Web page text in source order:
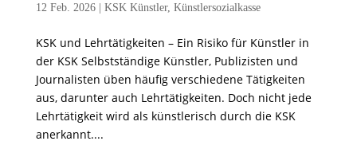
12 Feb. 2026| KSK Künstler, Künstlersozialkasse
KSK und Lehrtätigkeiten – Ein Risiko für Künstler in
der KSK Selbstständige Künstler, Publizisten und
Journalisten üben häufig verschiedene Tätigkeiten
aus, darunter auch Lehrtätigkeiten. Doch nicht jede
Lehrtätigkeit wird als künstlerisch durch die KSK
anerkannt....